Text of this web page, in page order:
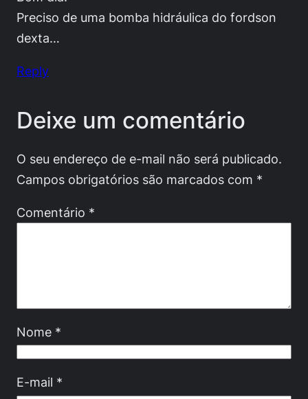
Preciso de uma bomba hidráulica do fordson
dexta…
Reply
Deixe um comentário
O seu endereço de e-mail não será publicado.
Campos obrigatórios são marcados com *
Comentário *
Nome *
E-mail *